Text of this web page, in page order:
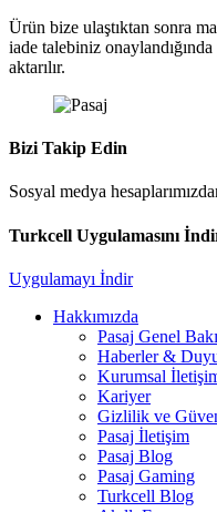
Ürün bize ulaştıktan sonra
iade talebiniz
aktarılır.
Bizi Takip Edin
Sosyal medya
Turkcell Uygulamasını
Uygulamayı İndir
Hakkımızda
Pasaj Genel
Haberler &
Kurumsal
Kariyer
Gizlilik ve
Pasaj İletişim
Pasaj Blog
Pasaj Gaming
Turkcell Blog